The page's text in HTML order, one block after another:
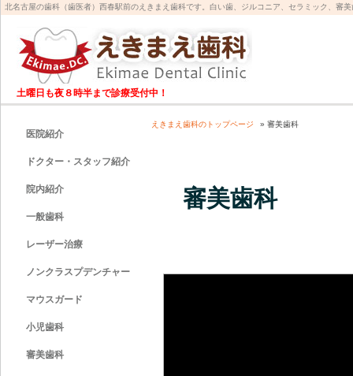
北名古屋の歯科（歯医者）西春駅前のえきまえ歯科です。白い歯、ジルコニア、セラミック、審
土曜日も夜８時半まで診療受付中！
えきまえ歯科のトップページ » 審美歯科
審美歯科
医院紹介
ドクター・スタッフ紹介
院内紹介
一般歯科
レーザー治療
ノンクラスプデンチャー
マウスガード
小児歯科
審美歯科